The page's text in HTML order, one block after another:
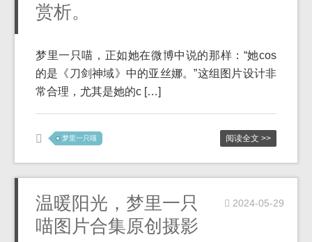
赏析。
梦里一只喵，正如她在微博中说的那样：“她cos
的是《刀剑神域》中的亚丝娜。”这组图片设计非
常合理，尤其是她的c […]
梦里一只喵 阅读全文 >>
温暖阳光，梦里一只
喵图片合集原创摄影
2024-05-29